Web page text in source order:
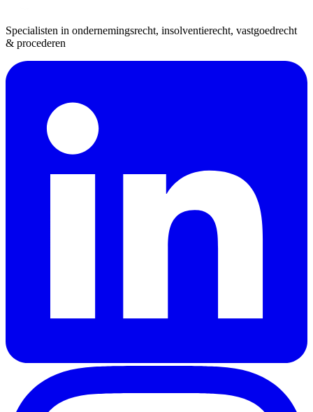
Specialisten in ondernemingsrecht, insolventierecht, vastgoedrecht
& procederen